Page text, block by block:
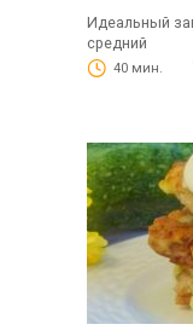
Идеальный
средний
40 мин.